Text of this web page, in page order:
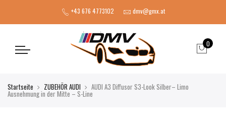
+43 676 4773102 dmv@gmx.at
0
Startseite ZUBEHÖR AUDI AUDI A3 Diffusor S3-Look Silber– Limo
Ausnehmung in der Mitte – S-Line